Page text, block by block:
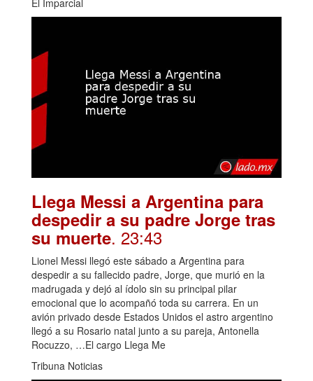
Llega Messi a Argentina para
despedir a su padre Jorge tras
su muerte. 23:43
Lionel Messi llegó este sábado a Argentina para
despedir a su fallecido padre, Jorge, que murió en la
madrugada y dejó al ídolo sin su principal pilar
emocional que lo acompañó toda su carrera. En un
avión privado desde Estados Unidos el astro argentino
llegó a su Rosario natal junto a su pareja, Antonella
Rocuzzo, …El cargo Llega Me
Tribuna Noticias